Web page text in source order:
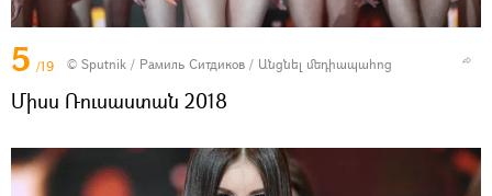
5 /19 © Sputnik / Рамиль Ситдиков / Անցնել մեդիապահոց
Միսս Ռուսաստան 2018